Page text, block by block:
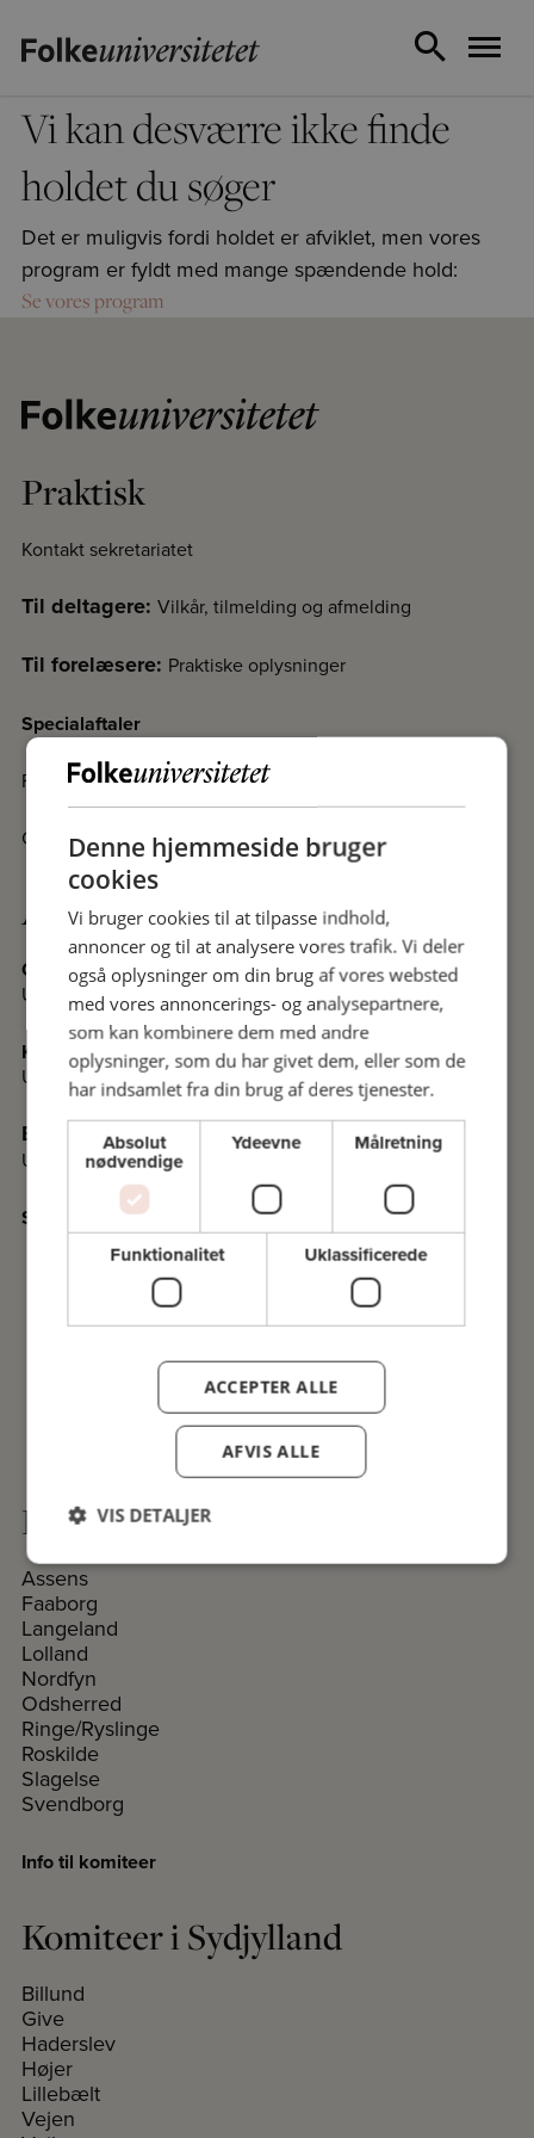
Vi kan desværre ikke finde
holdet du søger
Det er muligvis fordi holdet er afviklet, men vores
program er fyldt med mange spændende hold:
Se vores program
Praktisk
Kontakt sekretariatet
Til deltagere: Vilkår, tilmelding og afmelding
Til forelæsere: Praktiske oplysninger
Specialaftaler
Fakta om Folkeuniversitetet
Cookiedeklaration
Afdelinger
Odense
Undervisningssteder i Odense
Kolding
Undervisningssteder i Kolding
Esbjerg
Undervisningssteder i Esbjerg
Se det nyeste program i PDF
Komiteer på Fyn og øerne
Assens
Faaborg
Langeland
Lolland
Nordfyn
Odsherred
Ringe/Ryslinge
Roskilde
Slagelse
Svendborg
Info til komiteer
Komiteer i Sydjylland
Billund
Give
Haderslev
Højer
Lillebælt
Vejen
Denne hjemmeside bruger
cookies
Vi bruger cookies til at tilpasse indhold,
annoncer og til at analysere vores trafik. Vi deler
også oplysninger om din brug af vores websted
med vores annoncerings- og analysepartnere,
som kan kombinere dem med andre
oplysninger, som du har givet dem, eller som de
har indsamlet fra din brug af deres tjenester.
Absolut
nødvendige
Ydeevne Målretning
Funktionalitet Uklassificerede
ACCEPTER ALLE
AFVIS ALLE
VIS DETALJER